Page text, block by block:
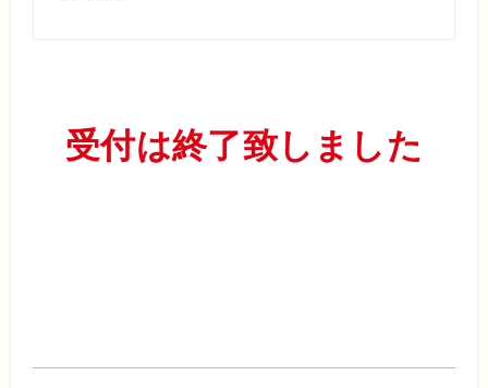
受付は終了致しました